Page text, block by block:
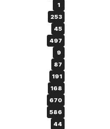
1
253
45
497
9
87
191
168
670
586
44